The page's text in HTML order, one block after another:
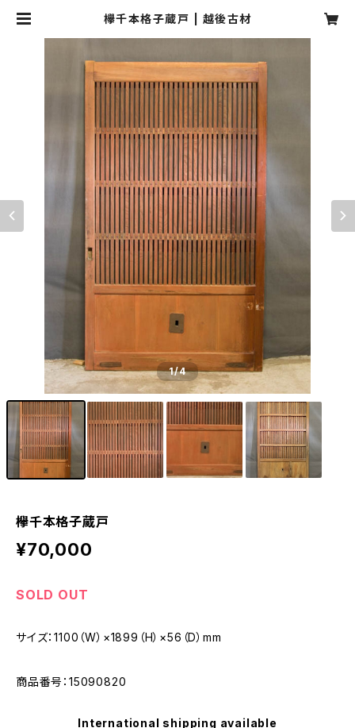
欅千本格子蔵戸 | 越後古材
1/4
欅千本格子蔵戸
¥70,000
SOLD OUT
サイズ：1100（W）×1899（H）×56（D）mm
商品番号：15090820
International shipping available